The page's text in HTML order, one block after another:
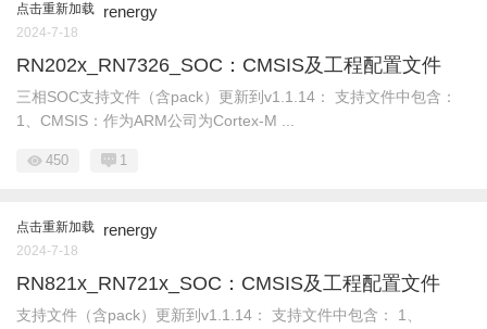
点击重新加载 renergy
2024-7-18
RN202x_RN7326_SOC：CMSIS及工程配置文件
三相SOC支持文件（含pack）更新到v1.1.14： 支持文件中包含：
1、CMSIS：作为ARM公司为Cortex-M ...
450 1
点击重新加载 renergy
2024-7-18
RN821x_RN721x_SOC：CMSIS及工程配置文件
支持文件（含pack）更新到v1.1.14： 支持文件中包含： 1、